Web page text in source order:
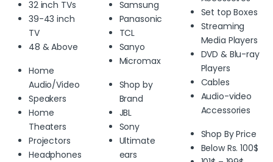
32 inch TVs
39-43 inch
TV
48 & Above
Home
Audio/Video
Speakers
Home
Theaters
Projectors
Headphones
Samsung
Panasonic
TCL
Sanyo
Micromax
Shop by
Brand
JBL
Sony
Ultimate
ears
Set top Boxes
Streaming
Media Players
DVD & Blu-ray
Players
Cables
Audio-video
Accessories
Shop By Price
Below Rs. 100$